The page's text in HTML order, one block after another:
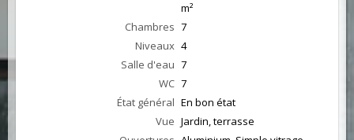
m²
Chambres 7
Niveaux 4
Salle d'eau 7
WC 7
État général En bon état
Vue Jardin, terrasse